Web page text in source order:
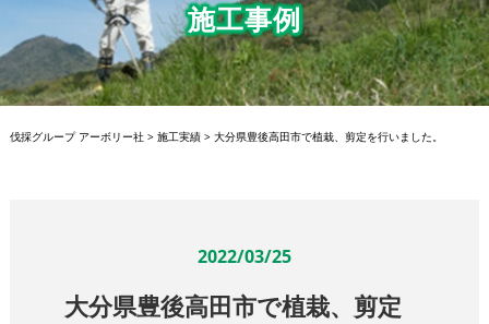
施工事例
伐採グループ アーボリー社> 施工実績> 大分県豊後高田市で植栽、剪定を行いました。
2022/03/25
大分県豊後高田市で植栽、剪定